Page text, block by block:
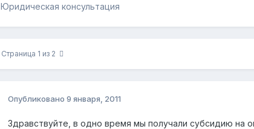
Юридическая консультация
Страница 1 из 2
Опубликовано 9 января, 2011
Здравствуйте, в одно время мы получали субсидию на